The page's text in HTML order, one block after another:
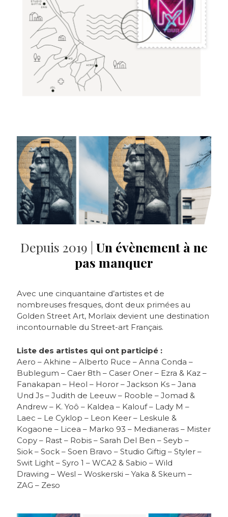
Depuis 2019 | Un évènement à ne
pas manquer
Avec une cinquantaine d’artistes et de
nombreuses fresques, dont deux primées au
Golden Street Art, Morlaix devient une destination
incontournable du Street-art Français.
Liste des artistes qui ont participé :
Aero – Akhine – Alberto Ruce – Anna Conda –
Bublegum – Caer 8th – Caser Oner – Ezra & Kaz –
Fanakapan – Heol – Horor – Jackson Ks – Jana
Und Js – Judith de Leeuw – Rooble – Jomad &
Andrew– K. Yoô– Kaldea– Kalouf– Lady M–
Laec– Le Cyklop– Leon Keer– Leskule &
Kogaone– Licea– Marko 93– Medianeras– Mister
Copy– Rast– Robis– Sarah Del Ben– Seyb–
Siok– Sock– Soen Bravo– Studio Giftig– Styler–
Swit Light– Syro 1– WCA2 & Sabio– Wild
Drawing– Wesl– Woskerski– Yaka & Skeum–
ZAG– Zeso